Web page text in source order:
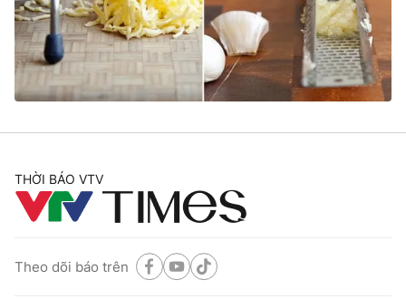
Theo dõi báo trên
Giấy phép hoạt động báo in và báo điện tử số 483/GP-BTTTT
cấp ngày 29/12/2023
Tổng Biên tập:
Vũ Thanh Thủy
Nguyễn Trọng Ninh
THỜI BÁO VTV
Theo dõi báo trên